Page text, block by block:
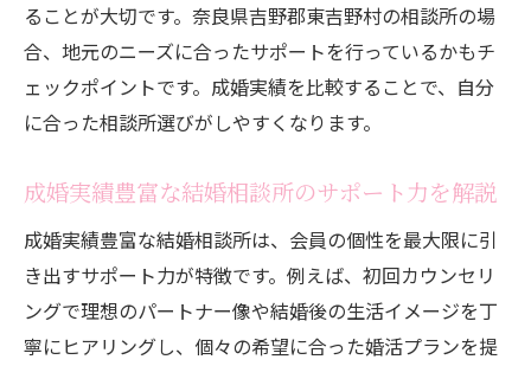
ることが大切です。奈良県吉野郡東吉野村の相談所の場
合、地元のニーズに合ったサポートを行っているかもチ
ェックポイントです。成婚実績を比較することで、自分
に合った相談所選びがしやすくなります。
成婚実績豊富な結婚相談所のサポート力を解説
成婚実績豊富な結婚相談所は、会員の個性を最大限に引
き出すサポート力が特徴です。例えば、初回カウンセリ
ングで理想のパートナー像や結婚後の生活イメージを丁
寧にヒアリングし、個々の希望に合った婚活プランを提